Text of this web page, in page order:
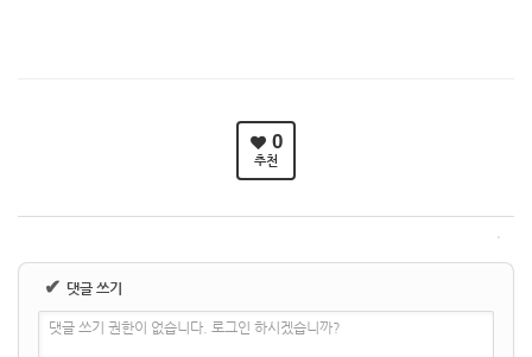
0
추천
✔ 댓글 쓰기
댓글 쓰기 권한이 없습니다. 로그인 하시겠습니까?